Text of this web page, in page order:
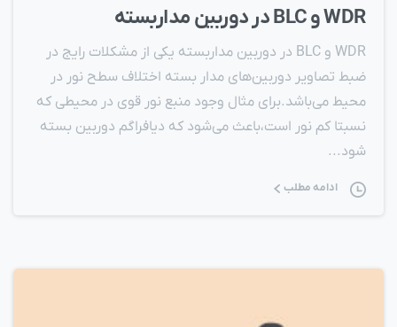
WDR و BLC در دوربين مداربسته
WDR و BLC در دوربين مداربسته یکی از مشکلات رایج در
ضبط تصاویر دوربین‌های مدار بسته اختلاف سطح نور در
محیط می‌باشد.برای مثال وجود منبع نور قوی در محیطی که
نسبتا کم نور است،باعث می‌شود که دیافراگم دوربین بسته
شود...
ادامه مطلب